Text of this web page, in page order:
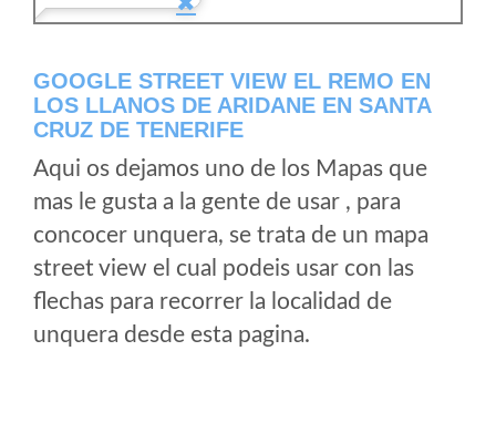
GOOGLE STREET VIEW EL REMO EN
LOS LLANOS DE ARIDANE EN SANTA
CRUZ DE TENERIFE
Aqui os dejamos uno de los Mapas que
mas le gusta a la gente de usar , para
concocer unquera, se trata de un mapa
street view el cual podeis usar con las
flechas para recorrer la localidad de
unquera desde esta pagina.